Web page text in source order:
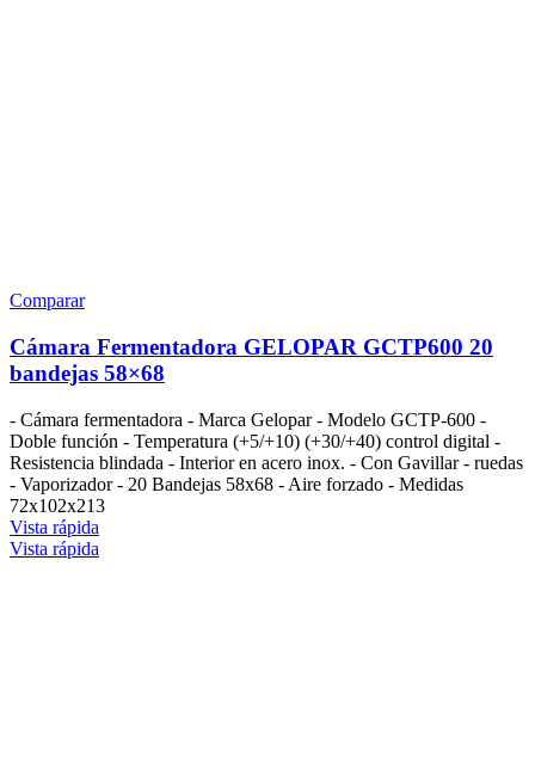
Comparar
Cámara Fermentadora GELOPAR GCTP600 20
bandejas 58×68
- Cámara fermentadora - Marca Gelopar - Modelo GCTP-600 -
Doble función - Temperatura (+5/+10) (+30/+40) control digital -
Resistencia blindada - Interior en acero inox. - Con Gavillar - ruedas
- Vaporizador - 20 Bandejas 58x68 - Aire forzado - Medidas
72x102x213
Vista rápida
Vista rápida